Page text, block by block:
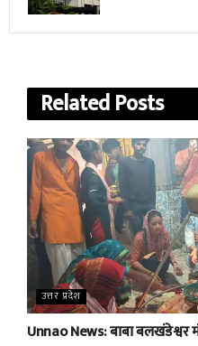
RelatedPosts
उत्तर प्रदेश
Unnao News: बाबा बलखंडेश्वर